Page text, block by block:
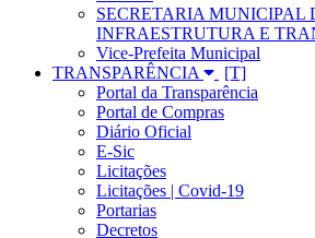
SECRETARIA MUNICIPAL
INFRAESTRUTURA E
Vice-Prefeita Municipal
TRANSPARÊNCIA
Portal da Transparência
Portal de Compras
Diário Oficial
E-Sic
Licitações
Licitações | Covid-19
Portarias
Decretos